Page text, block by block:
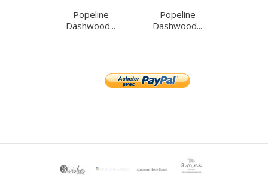
Popeline
Dashwood...
Popeline
Dashwood...